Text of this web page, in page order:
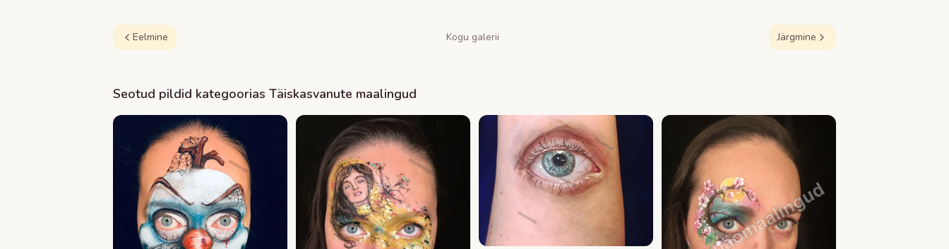
Eelmine Kogu galerii Järgmine
Seotud pildid kategoorias Täiskasvanute maalingud